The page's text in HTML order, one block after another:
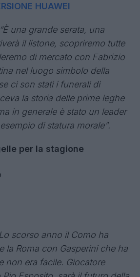
HUAWEI
“È una grande serata, una
il listone, scopriremo tutte
di mercato con Fabrizio
nel luogo simbolo della
ci son stati i funerali di
la storia delle prime leghe
in generale è stato un leader
di statura morale".
per la stagione
Lo scorso anno il Como ha
la Roma con Gasperini che ha
non era facile. Giocatore